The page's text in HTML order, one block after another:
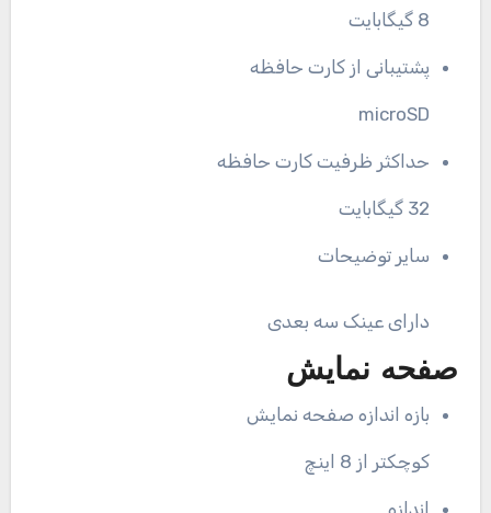
8 گیگابایت
پشتیبانی از کارت حافظه
microSD
حداکثر ظرفیت کارت حافظه
32 گیگابایت
سایر توضیحات
دارای عینک سه بعدی
صفحه نمایش
بازه اندازه صفحه نمایش
کوچکتر از 8 اینچ